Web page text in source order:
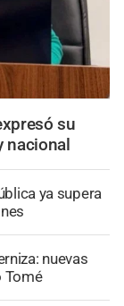
su
nacional
ya supera
nuevas
Tomé